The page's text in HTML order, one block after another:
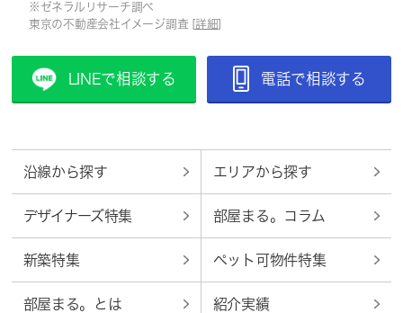
※ゼネラルリサーチ調べ
東京の不動産会社イメージ調査 [ 詳細
LINEで相談する 電話で相談する
沿線から探す エリアから探す
デザイナーズ特集 部屋まる。コラム
新築特集 ペット可物件特集
部屋まる。とは 紹介実績